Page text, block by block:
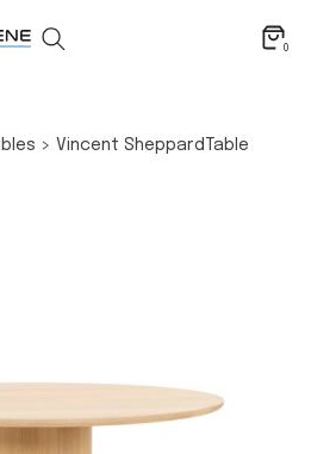
0
> Vincent Sheppard
Table